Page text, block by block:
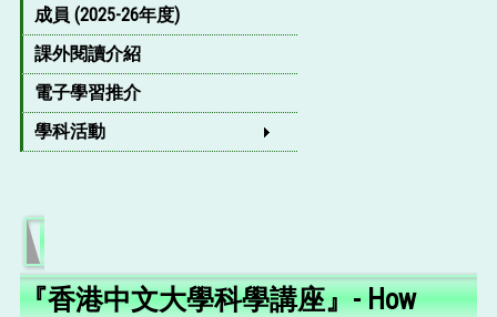
成員 (2025-26年度)
課外閱讀介紹
電子學習推介
學科活動
『香港中文大學科學講座』- How